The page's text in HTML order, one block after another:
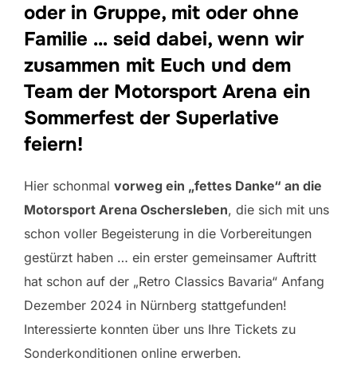
oder in Gruppe, mit oder ohne
Familie … seid dabei, wenn wir
zusammen mit Euch und dem
Team der Motorsport Arena ein
Sommerfest der Superlative
feiern!
Hier schonmal vorweg ein „fettes Danke“ an die
Motorsport Arena Oschersleben, die sich mit uns
schon voller Begeisterung in die Vorbereitungen
gestürzt haben … ein erster gemeinsamer Auftritt
hat schon auf der „Retro Classics Bavaria“ Anfang
Dezember 2024 in Nürnberg stattgefunden!
Interessierte konnten über uns Ihre Tickets zu
Sonderkonditionen online erwerben.